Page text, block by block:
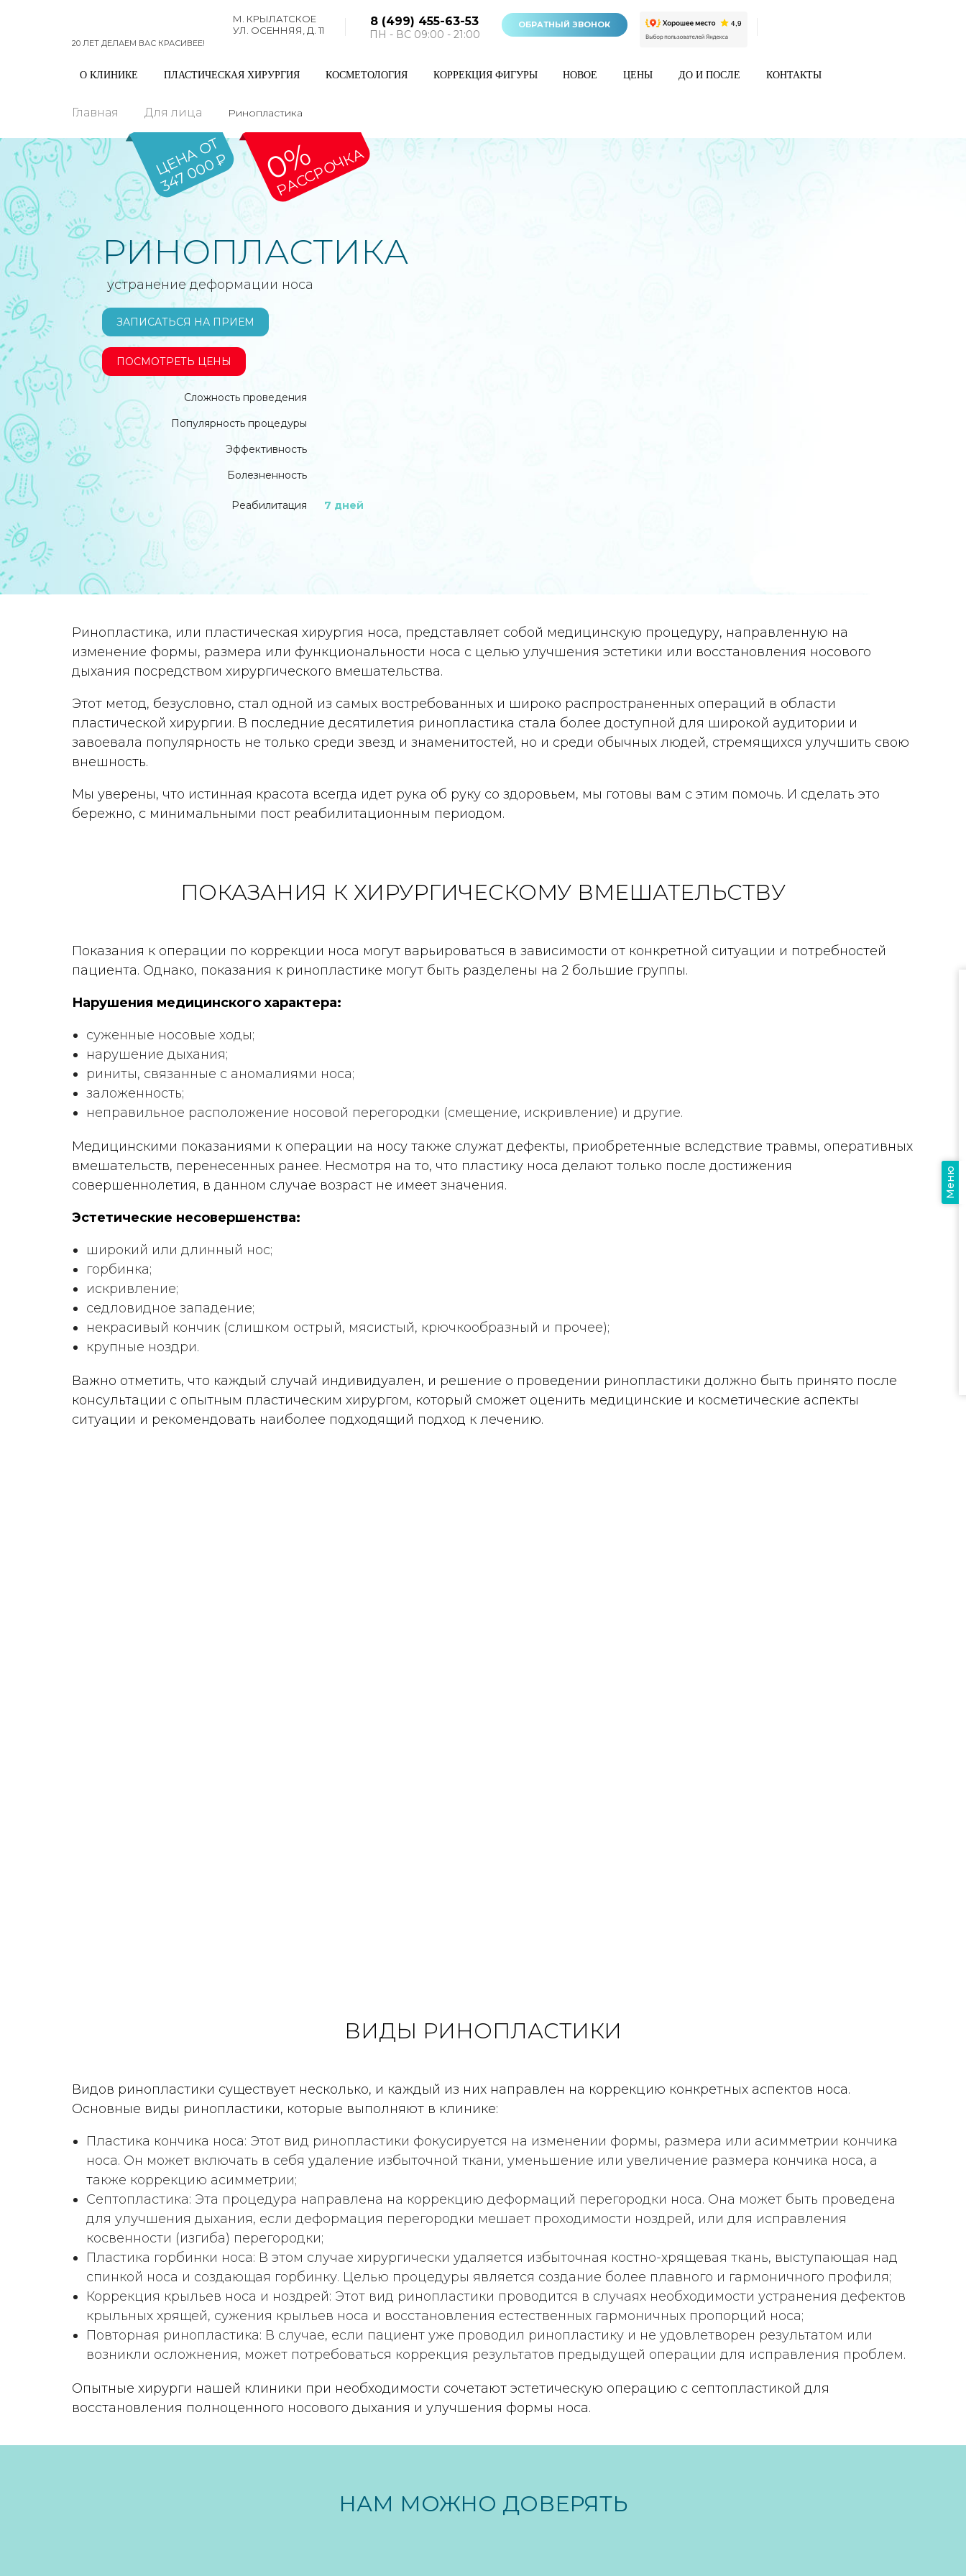
20 ЛЕТ ДЕЛАЕМ ВАС КРАСИВЕЕ!
М. КРЫЛАТСКОЕ
УЛ. ОСЕННЯЯ, Д. 11
8 (499) 455-63-53
ПН - ВС 09:00 - 21:00
ОБРАТНЫЙ ЗВОНОК
О КЛИНИКЕ ПЛАСТИЧЕСКАЯ ХИРУРГИЯ КОСМЕТОЛОГИЯ КОРРЕКЦИЯ ФИГУРЫ НОВОЕ ЦЕНЫ ДО И ПОСЛЕ КОНТАКТЫ
Меню
Главная Для лица Ринопластика
ЦЕНА ОТ
347 000 ₽ 0%
РАССРОЧКА
РИНОПЛАСТИКА
устранение деформации носа
ЗАПИСАТЬСЯ НА ПРИЕМ
ПОСМОТРЕТЬ ЦЕНЫ
Сложность проведения
Популярность процедуры
Эффективность
Болезненность
Реабилитация 7 дней
Ринопластика, или пластическая хирургия носа, представляет собой медицинскую процедуру, направленную на
изменение формы, размера или функциональности носа с целью улучшения эстетики или восстановления носового
дыхания посредством хирургического вмешательства.
Этот метод, безусловно, стал одной из самых востребованных и широко распространенных операций в области
пластической хирургии. В последние десятилетия ринопластика стала более доступной для широкой аудитории и
завоевала популярность не только среди звезд и знаменитостей, но и среди обычных людей, стремящихся улучшить свою
внешность.
Мы уверены, что истинная красота всегда идет рука об руку со здоровьем, мы готовы вам с этим помочь. И сделать это
бережно, с минимальными пост реабилитационным периодом.
ПОКАЗАНИЯ К ХИРУРГИЧЕСКОМУ ВМЕШАТЕЛЬСТВУ
Показания к операции по коррекции носа могут варьироваться в зависимости от конкретной ситуации и потребностей
пациента. Однако, показания к ринопластике могут быть разделены на 2 большие группы.
Нарушения медицинского характера:
суженные носовые ходы;
нарушение дыхания;
риниты, связанные с аномалиями носа;
заложенность;
неправильное расположение носовой перегородки (смещение, искривление) и другие.
Медицинскими показаниями к операции на носу также служат дефекты, приобретенные вследствие травмы, оперативных
вмешательств, перенесенных ранее. Несмотря на то, что пластику носа делают только после достижения
совершеннолетия, в данном случае возраст не имеет значения.
Эстетические несовершенства:
широкий или длинный нос;
горбинка;
искривление;
седловидное западение;
некрасивый кончик (слишком острый, мясистый, крючкообразный и прочее);
крупные ноздри.
Важно отметить, что каждый случай индивидуален, и решение о проведении ринопластики должно быть принято после
консультации с опытным пластическим хирургом, который сможет оценить медицинские и косметические аспекты
ситуации и рекомендовать наиболее подходящий подход к лечению.
АКБИЕВ
РИЗВОН ХАЖБЕКИРОВИЧ
Пластический хирург, хирург
СКВОРЦОВ
ДМИТРИЙ СЕРГЕЕВИЧ
Пластический хирург, хирург
АРУТЮНЯН
Пластический хирург, хирург
Смотреть всех
ВИДЫ РИНОПЛАСТИКИ
Видов ринопластики существует несколько, и каждый из них направлен на коррекцию конкретных аспектов носа.
Основные виды ринопластики, которые выполняют в клинике:
Пластика кончика носа: Этот вид ринопластики фокусируется на изменении формы, размера или асимметрии кончика
носа. Он может включать в себя удаление избыточной ткани, уменьшение или увеличение размера кончика носа, а
также коррекцию асимметрии;
Септопластика: Эта процедура направлена на коррекцию деформаций перегородки носа. Она может быть проведена
для улучшения дыхания, если деформация перегородки мешает проходимости ноздрей, или для исправления
косвенности (изгиба) перегородки;
Пластика горбинки носа: В этом случае хирургически удаляется избыточная костно-хрящевая ткань, выступающая над
спинкой носа и создающая горбинку. Целью процедуры является создание более плавного и гармоничного профиля;
Коррекция крыльев носа и ноздрей: Этот вид ринопластики проводится в случаях необходимости устранения дефектов
крыльных хрящей, сужения крыльев носа и восстановления естественных гармоничных пропорций носа;
Повторная ринопластика: В случае, если пациент уже проводил ринопластику и не удовлетворен результатом или
возникли осложнения, может потребоваться коррекция результатов предыдущей операции для исправления проблем.
Опытные хирурги нашей клиники при необходимости сочетают эстетическую операцию с септопластикой для
восстановления полноценного носового дыхания и улучшения формы носа.
НАМ МОЖНО ДОВЕРЯТЬ